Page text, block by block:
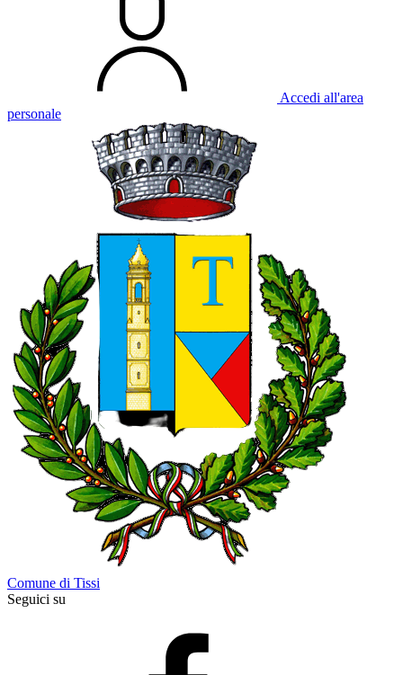
Accedi all'area
personale
Comune di Tissi
Seguici su